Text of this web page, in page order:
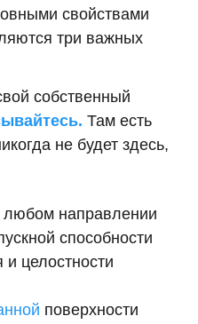
свойствами
три важных
собственный
Там есть
не будет здесь,
любом направлении
способности
и целостности
поверхности